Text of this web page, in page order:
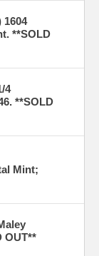
1604
**SOLD
4
**SOLD
Mint;
OUT**